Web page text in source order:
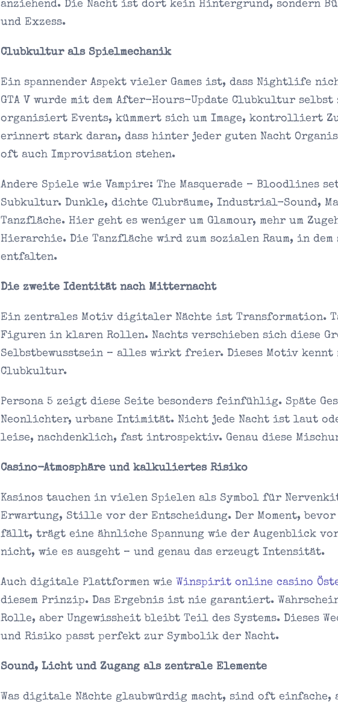
anziehend. Die Nacht ist dort kein Hintergrund, sondern
und Exzess.
Clubkultur als Spielmechanik
Ein spannender Aspekt vieler Games ist, dass Nightlife
GTA V wurde mit dem After-Hours-Update Clubkultur selbst
organisiert Events, kümmert sich um Image, kontrolliert
erinnert stark daran, dass hinter jeder guten Nacht
oft auch Improvisation stehen.
Andere Spiele wie Vampire: The Masquerade – Bloodlines
Subkultur. Dunkle, dichte Clubräume, Industrial-Sound,
Tanzfläche. Hier geht es weniger um Glamour, mehr um
Hierarchie. Die Tanzfläche wird zum sozialen Raum, in dem
entfalten.
Die zweite Identität nach Mitternacht
Ein zentrales Motiv digitaler Nächte ist Transformation.
Figuren in klaren Rollen. Nachts verschieben sich diese
Selbstbewusstsein – alles wirkt freier. Dieses Motiv kennt
Clubkultur.
Persona 5 zeigt diese Seite besonders feinfühlig. Späte
Neonlichter, urbane Intimität. Nicht jede Nacht ist laut
leise, nachdenklich, fast introspektiv. Genau diese
Casino-Atmosphäre und kalkuliertes Risiko
Kasinos tauchen in vielen Spielen als Symbol für
Erwartung, Stille vor der Entscheidung. Der Moment,
fällt, trägt eine ähnliche Spannung wie der Augenblick
nicht, wie es ausgeht – und genau das erzeugt Intensität.
Auch digitale Plattformen wie Winspirit online casino
diesem Prinzip. Das Ergebnis ist nie garantiert.
Rolle, aber Ungewissheit bleibt Teil des Systems. Dieses
und Risiko passt perfekt zur Symbolik der Nacht.
Sound, Licht und Zugang als zentrale Elemente
Was digitale Nächte glaubwürdig macht, sind oft